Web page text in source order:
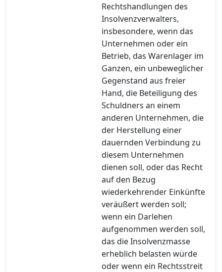
Rechtshandlungen des
Insolvenzverwalters,
insbesondere, wenn das
Unternehmen oder ein
Betrieb, das Warenlager im
Ganzen, ein unbeweglicher
Gegenstand aus freier
Hand, die Beteiligung des
Schuldners an einem
anderen Unternehmen, die
der Herstellung einer
dauernden Verbindung zu
diesem Unternehmen
dienen soll, oder das Recht
auf den Bezug
wiederkehrender Einkünfte
veräußert werden soll;
wenn ein Darlehen
aufgenommen werden soll,
das die Insolvenzmasse
erheblich belasten würde
oder wenn ein Rechtsstreit